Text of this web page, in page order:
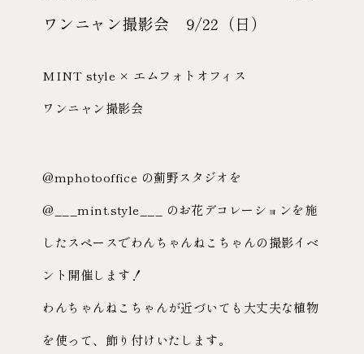
ワンニャン撮影会 9/22（日）
MINT style × エムフォトオフィス
ワンニャン撮影会
@mphotooffice の薊野スタジオを
@___mint.style___ のお花デコレーションを施
したスペースでわんちゃんねこちゃんの撮影イベ
ント開催します！
わんちゃんねこちゃんが近づいても大丈夫な植物
を使って、飾り付けいたします。